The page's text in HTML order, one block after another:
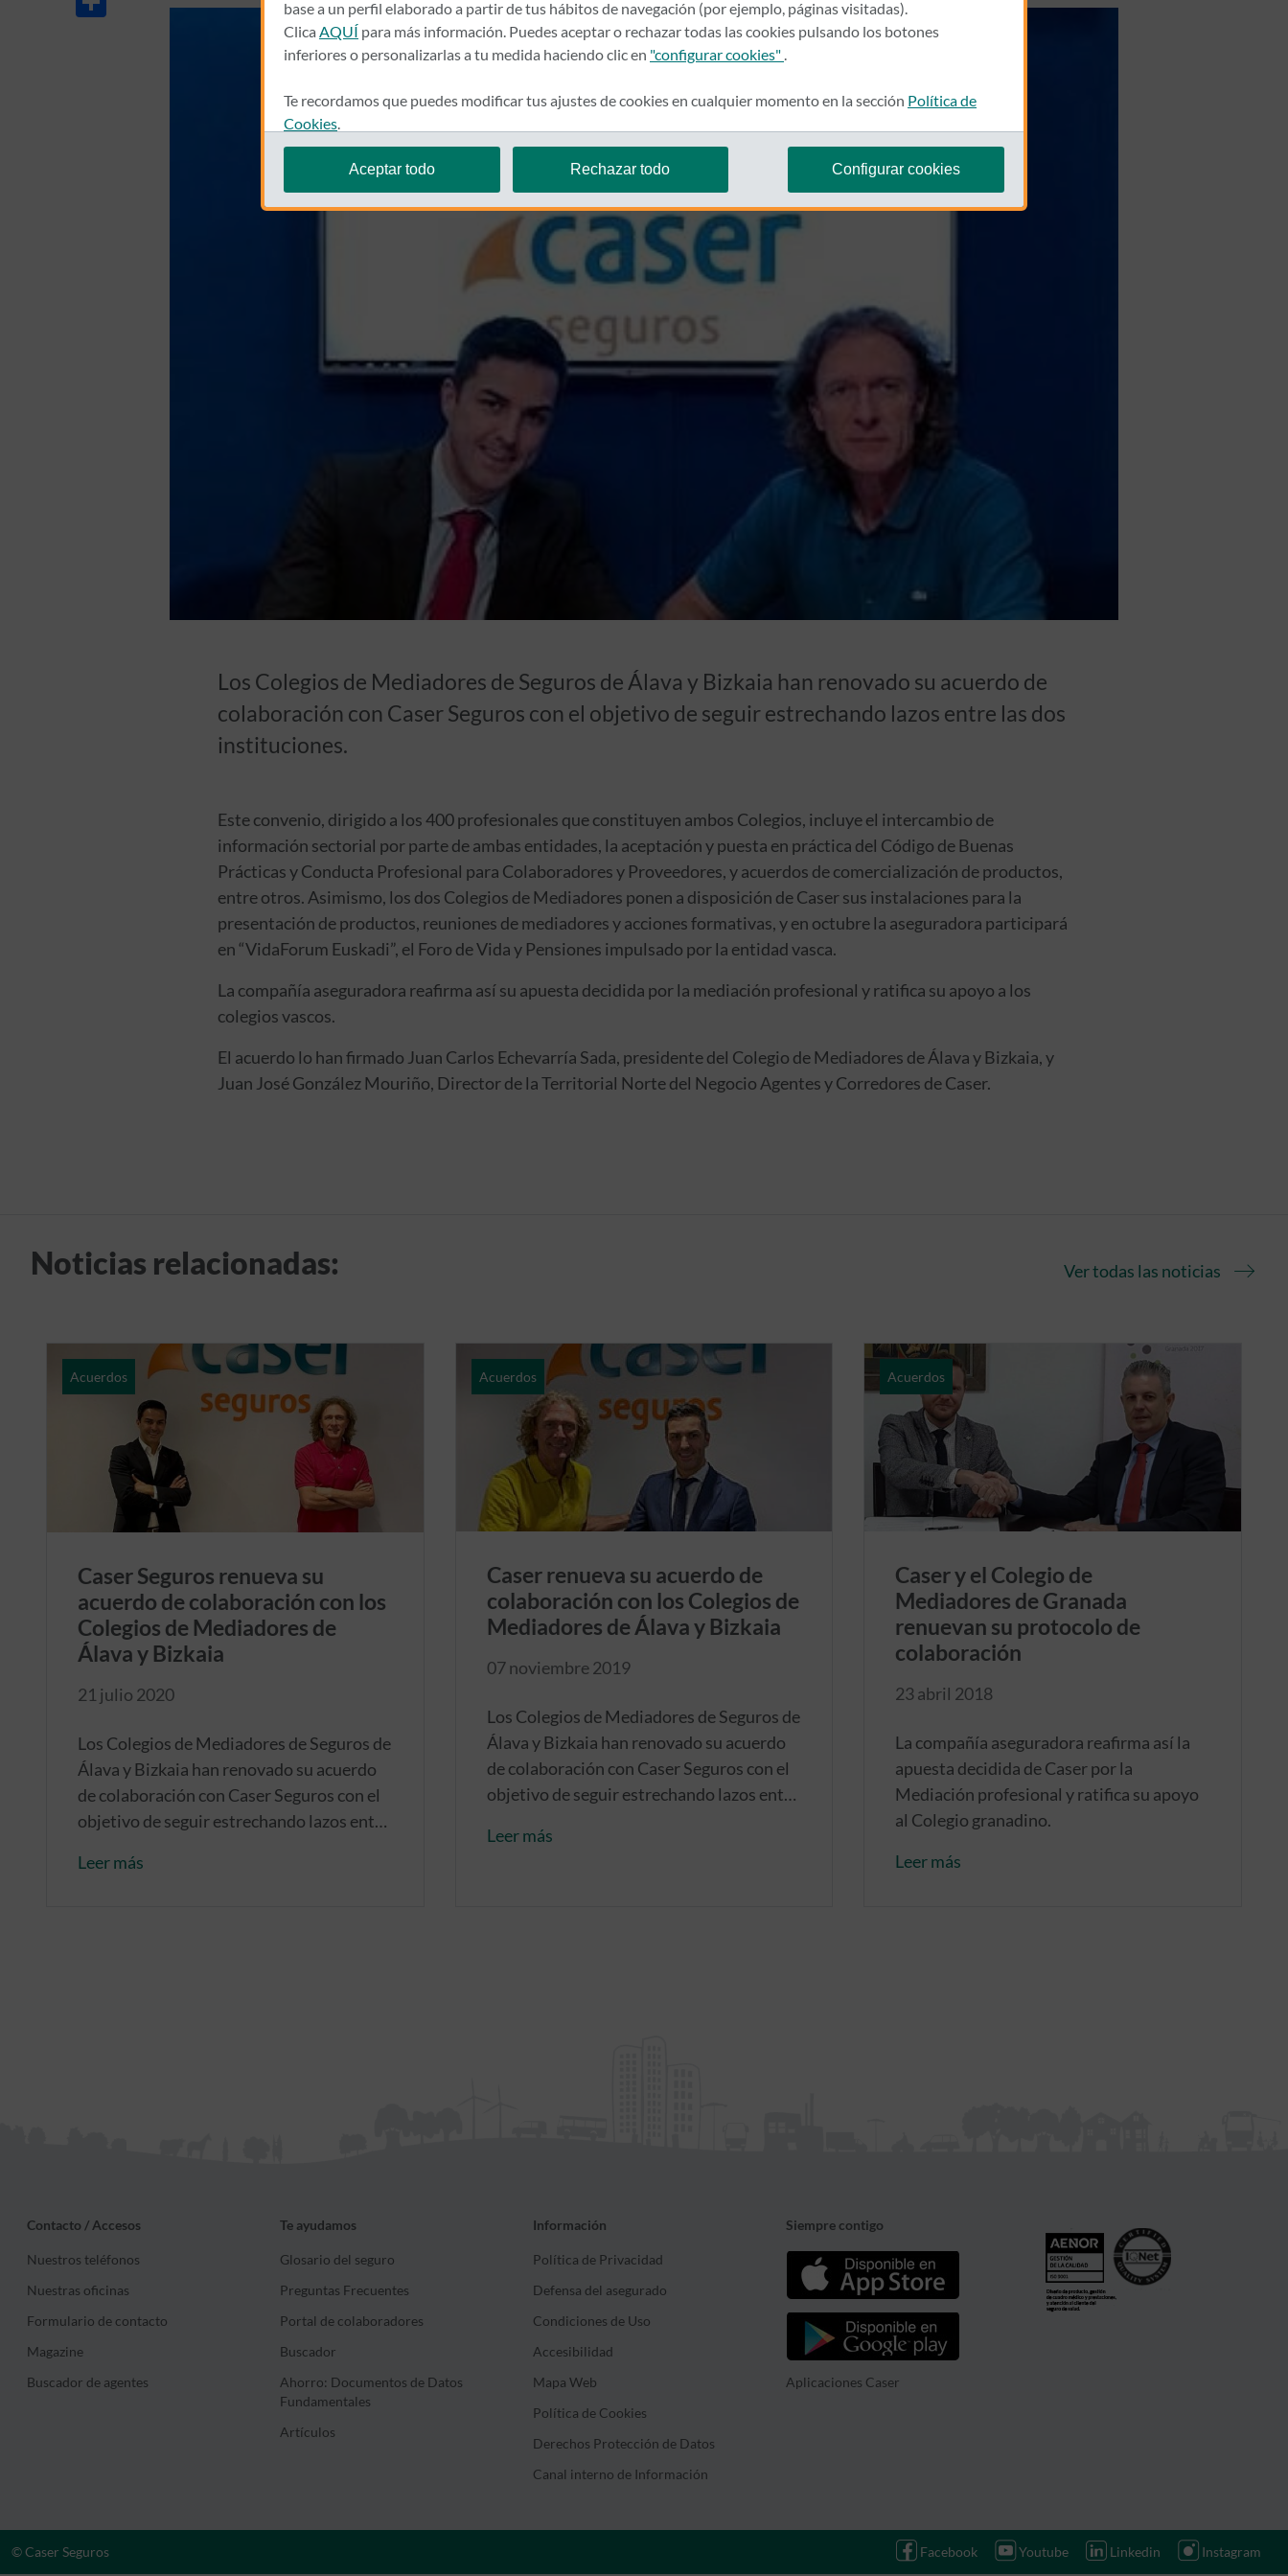
Los Colegios de Mediadores de Seguros de Álava y Bizkaia han renovado su acuerdo de
colaboración con Caser Seguros con el objetivo de seguir estrechando lazos entre las dos
instituciones.
Este convenio, dirigido a los 400 profesionales que constituyen ambos Colegios, incluye el intercambio de
información sectorial por parte de ambas entidades, la aceptación y puesta en práctica del Código de Buenas
Prácticas y Conducta Profesional para Colaboradores y Proveedores, y acuerdos de comercialización de productos,
entre otros. Asimismo, los dos Colegios de Mediadores ponen a disposición de Caser sus instalaciones para la
presentación de productos, reuniones de mediadores y acciones formativas, y en octubre la aseguradora participará
en “VidaForum Euskadi”, el Foro de Vida y Pensiones impulsado por la entidad vasca.
La compañía aseguradora reafirma así su apuesta decidida por la mediación profesional y ratifica su apoyo a los
colegios vascos.
El acuerdo lo han firmado Juan Carlos Echevarría Sada, presidente del Colegio de Mediadores de Álava y Bizkaia, y
Juan José González Mouriño, Director de la Territorial Norte del Negocio Agentes y Corredores de Caser.
Noticias relacionadas: Ver todas las noticias
Acuerdos
Caser Seguros renueva su
acuerdo de colaboración con los
Colegios de Mediadores de
Álava y Bizkaia
21 julio 2020
Los Colegios de Mediadores de Seguros de
Álava y Bizkaia han renovado su acuerdo
de colaboración con Caser Seguros con el
objetivo de seguir estrechando lazos entre
Leer más
Acuerdos
Caser renueva su acuerdo de
colaboración con los Colegios de
Mediadores de Álava y Bizkaia
07 noviembre 2019
Los Colegios de Mediadores de Seguros de
Álava y Bizkaia han renovado su acuerdo
de colaboración con Caser Seguros con el
objetivo de seguir estrechando lazos entre
Leer más
Acuerdos
Caser y el Colegio de
Mediadores de Granada
renuevan su protocolo de
colaboración
23 abril 2018
La compañía aseguradora reafirma así la
apuesta decidida de Caser por la
Mediación profesional y ratifica su apoyo
al Colegio granadino.
Leer más
Contacto / Accesos
Nuestros teléfonos
Nuestras oficinas
Formulario de contacto
Magazine
Buscador de agentes
Te ayudamos
Glosario del seguro
Preguntas Frecuentes
Portal de colaboradores
Buscador
Ahorro: Documentos de Datos
Fundamentales
Artículos
Información
Política de Privacidad
Defensa del asegurado
Condiciones de Uso
Accesibilidad
Mapa Web
Política de Cookies
Derechos Protección de Datos
Canal interno de Información
Siempre contigo
Aplicaciones Caser
© Caser Seguros Facebook Youtube Linkedin Instagram
base a un perfil elaborado a partir de tus hábitos de navegación (por ejemplo, páginas visitadas).
Clica AQUÍ para más información. Puedes aceptar o rechazar todas las cookies pulsando los botones
inferiores o personalizarlas a tu medida haciendo clic en "configurar cookies"
Te recordamos que puedes modificar tus ajustes de cookies en cualquier momento en la sección Política de
Cookies
Aceptar todo Rechazar todo Configurar cookies